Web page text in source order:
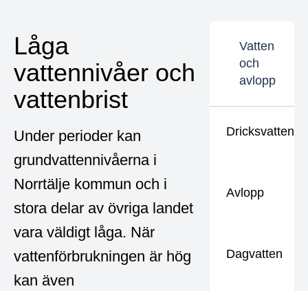
Låga
vattennivåer och
vattenbrist
Under perioder kan
grundvattennivåerna i
Norrtälje kommun och i
stora delar av övriga landet
vara väldigt låga. När
vattenförbrukningen är hög
kan även
Vatten
och
avlopp
Dricksvatten
Avlopp
Dagvatten